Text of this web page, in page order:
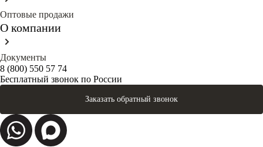
Оптовые продажи
О компании
Документы
8 (800) 550 57 74
Бесплатный звонок по России
Заказать обратный звонок